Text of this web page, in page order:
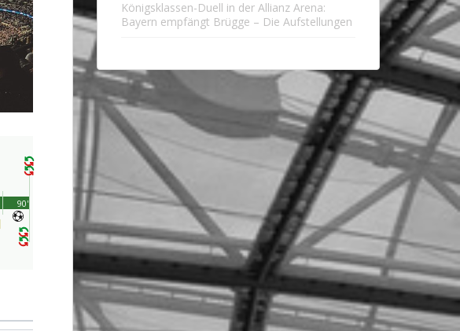
90'
Königsklassen-Duell in der Allianz Arena:
Bayern empfängt Brügge – Die Aufstellungen